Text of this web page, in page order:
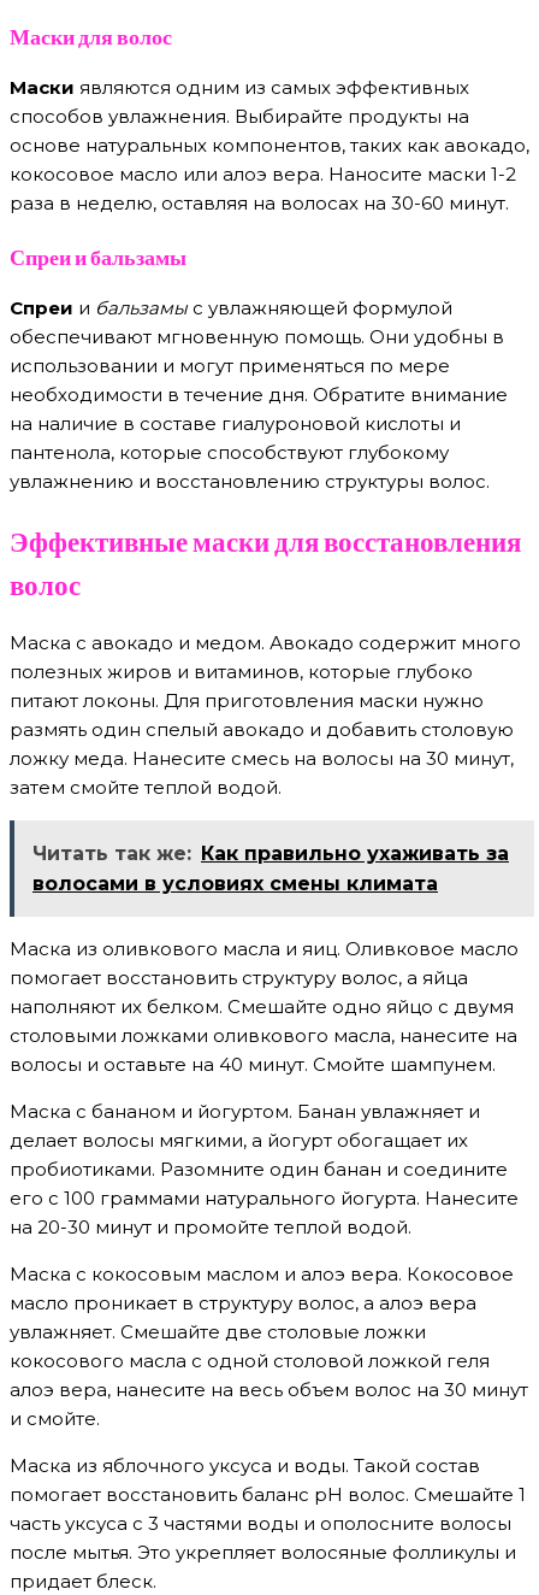
Маски для волос
Маски являются одним из самых эффективных
способов увлажнения. Выбирайте продукты на
основе натуральных компонентов, таких как авокадо,
кокосовое масло или алоэ вера. Наносите маски 1-2
раза в неделю, оставляя на волосах на 30-60 минут.
Спреи и бальзамы
Спреи и бальзамыс увлажняющей формулой
обеспечивают мгновенную помощь. Они удобны в
использовании и могут применяться по мере
необходимости в течение дня. Обратите внимание
на наличие в составе гиалуроновой кислоты и
пантенола, которые способствуют глубокому
увлажнению и восстановлению структуры волос.
Эффективные маски для восстановления
волос
Маска с авокадо и медом. Авокадо содержит много
полезных жиров и витаминов, которые глубоко
питают локоны. Для приготовления маски нужно
размять один спелый авокадо и добавить столовую
ложку меда. Нанесите смесь на волосы на 30 минут,
затем смойте теплой водой.
Читать так же: Как правильно ухаживать за
волосами в условиях смены климата
Маска из оливкового масла и яиц. Оливковое масло
помогает восстановить структуру волос, а яйца
наполняют их белком. Смешайте одно яйцо с двумя
столовыми ложками оливкового масла, нанесите на
волосы и оставьте на 40 минут. Смойте шампунем.
Маска с бананом и йогуртом. Банан увлажняет и
делает волосы мягкими, а йогурт обогащает их
пробиотиками. Разомните один банан и соедините
его с 100 граммами натурального йогурта. Нанесите
на 20-30 минут и промойте теплой водой.
Маска с кокосовым маслом и алоэ вера. Кокосовое
масло проникает в структуру волос, а алоэ вера
увлажняет. Смешайте две столовые ложки
кокосового масла с одной столовой ложкой геля
алоэ вера, нанесите на весь объем волос на 30 минут
и смойте.
Маска из яблочного уксуса и воды. Такой состав
помогает восстановить баланс pH волос. Смешайте 1
часть уксуса с 3 частями воды и ополосните волосы
после мытья. Это укрепляет волосяные фолликулы и
придает блеск.